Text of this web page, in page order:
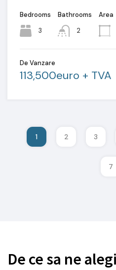
Bedrooms
3
Bathrooms
2
Area
De Vanzare
113,500euro + TVA
1 2 3
7
De ce sa ne